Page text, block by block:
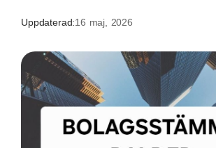
Uppdaterad:16 maj, 2026